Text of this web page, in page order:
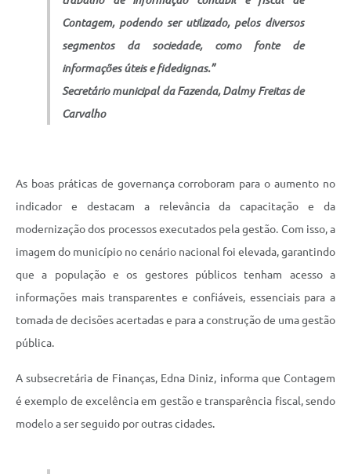
Contagem, podendo ser utilizado, pelos diversos
segmentos da sociedade, como fonte de
informações úteis e fidedignas.”
Secretário municipal da Fazenda, Dalmy Freitas de
Carvalho
As boas práticas de governança corroboram para o aumento no
indicador e destacam a relevância da capacitação e da
modernização dos processos executados pela gestão. Com isso, a
imagem do município no cenário nacional foi elevada, garantindo
que a população e os gestores públicos tenham acesso a
informações mais transparentes e confiáveis, essenciais para a
tomada de decisões acertadas e para a construção de uma gestão
pública.
A subsecretária de Finanças, Edna Diniz, informa que Contagem
é exemplo de excelência em gestão e transparência fiscal, sendo
modelo a ser seguido por outras cidades.